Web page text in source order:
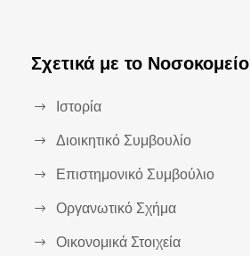
Σχετικά με το Νοσοκομείο
Ιστορία
Διοικητικό Συμβουλίο
Επιστημονικό Συμβούλιο
Οργανωτικό Σχήμα
Οικονομικά Στοιχεία